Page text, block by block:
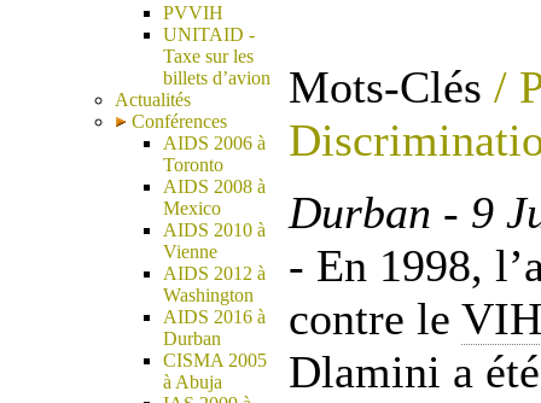
PVVIH
UNITAID -
Taxe sur les
billets d’avion
Actualités
Conférences
AIDS 2006 à
Toronto
AIDS 2008 à
Mexico
AIDS 2010 à
Vienne
AIDS 2012 à
Washington
AIDS 2016 à
Durban
CISMA 2005
à Abuja
Mots-Clés /
Durban - 9
- En 1998,
contre le VIH
Dlamini a